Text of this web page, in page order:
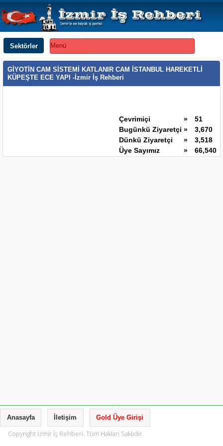
Sektörler Menü
GİYOTİN CAM SİSTEMİ KATLANIR CAM İSTANBUL HAREKETLİ
KÜPEŞTE ECE YAPI -İzmir İş Rehberi
Çevrimiçi »
51
Bugünkü Ziyaretçi »
3,670
Dünkü Ziyaretçi
»
3,518
Üye Sayımız
» 66,540
Anasayfa İletişim Gold Üye Girişi
Copyright İzmir İş Rehberi. Tüm Hakları Saklıdır.